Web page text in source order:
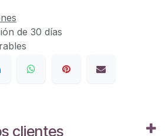
de 30 días
clientes